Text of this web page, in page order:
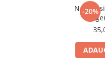
-20%
Natura